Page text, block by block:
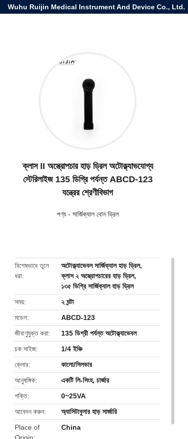
Wuhu Ruijin Medical Instrument And Device Co., Ltd.
ক্লাস II অস্ত্রোপচার হাড় ড্রিল অটোক্ল্যাভযোগ্য
স্টেরিলাইজ 135 ডিগ্রি পর্যন্ত ABCD-123
যন্ত্রের শ্রেণীবিভাগ
পণ্য- সার্জিক্যাল বোন ড্রিল
বিশেষভাবে তুলে
ধরা
অটোক্ল্যাভেবল সার্জিক্যাল হাড় ড্রিল,
ক্লাস ২ অস্ত্রোপচারের হাড় ড্রিল,
১৩৫ ডিগ্রি সার্জিক্যাল হাড় ড্রিল
সময়
২ ঘন্টা
মডেল
ABCD-123
জীবাণুমুক্ত করা
135 ডিগ্রী পর্যন্ত অটোক্ল্যাভেবল
চক সাইজ
1/4 ইঞ্চি
ক্লোর
কালো/সিলভার
আনুষঙ্গিক
একটি লি-সিংহ, চার্জার
শক্তি
0~25VA
আবেদন করুন
অ্যাসিটাবুলার হাড় সার্জারি
Place of
China